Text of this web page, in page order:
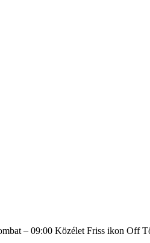
– 09:00 Közélet Friss ikon Off